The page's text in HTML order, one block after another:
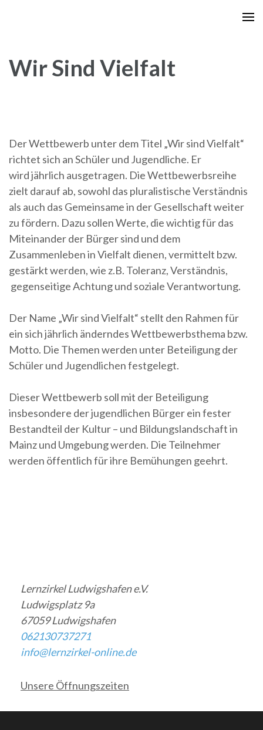
drücken)
Wir Sind Vielfalt
Der Wettbewerb unter dem Titel „Wir sind Vielfalt“
richtet sich an Schüler und Jugendliche. Er
wird jährlich ausgetragen. Die Wettbewerbsreihe
zielt darauf ab, sowohl das pluralistische Verständnis
als auch das Gemeinsame in der Gesellschaft weiter
zu fördern. Dazu sollen Werte, die wichtig für das
Miteinander der Bürger sind und dem
Zusammenleben in Vielfalt dienen, vermittelt bzw.
gestärkt werden, wie z.B. Toleranz, Verständnis,
gegenseitige Achtung und soziale Verantwortung.
Der Name „Wir sind Vielfalt“ stellt den Rahmen für
ein sich jährlich änderndes Wettbewerbsthema bzw.
Motto. Die Themen werden unter Beteiligung der
Schüler und Jugendlichen festgelegt.
Dieser Wettbewerb soll mit der Beteiligung
insbesondere der jugendlichen Bürger ein fester
Bestandteil der Kultur – und Bildungslandschaft in
Mainz und Umgebung werden. Die Teilnehmer
werden öffentlich für ihre Bemühungen geehrt.
Lernzirkel Ludwigshafen e.V.
Ludwigsplatz 9a
67059 Ludwigshafen
062130737271
info@lernzirkel-online.de
Unsere Öffnungszeiten